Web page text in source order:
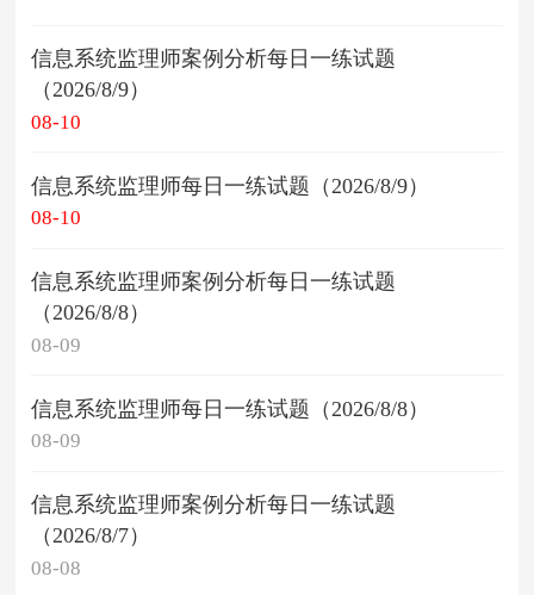
信息系统监理师案例分析每日一练试题
（2026/8/9）
08-10
信息系统监理师每日一练试题（2026/8/9）
08-10
信息系统监理师案例分析每日一练试题
（2026/8/8）
08-09
信息系统监理师每日一练试题（2026/8/8）
08-09
信息系统监理师案例分析每日一练试题
（2026/8/7）
08-08